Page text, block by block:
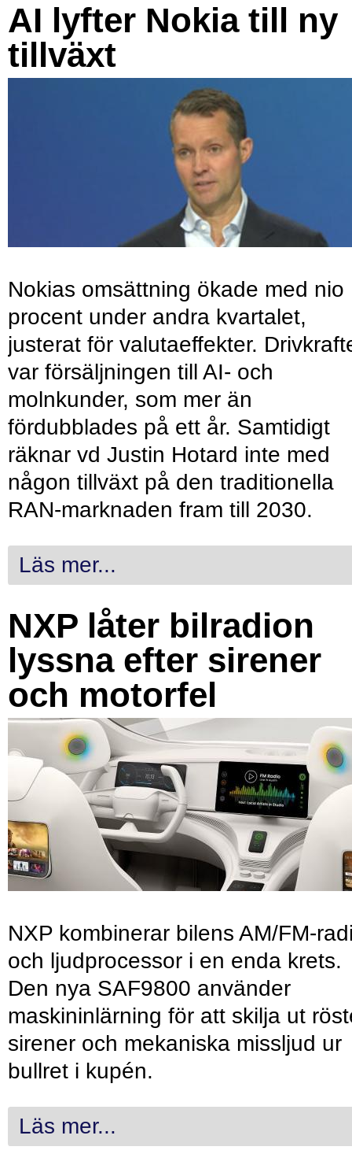
AI lyfter Nokia till ny
tillväxt
Nokias omsättning ökade med nio
procent under andra kvartalet,
justerat för valutaeffekter.
var försäljningen till AI- och
molnkunder, som mer än
fördubblades på ett år. Samtidigt
räknar vd Justin Hotard inte med
någon tillväxt på den traditionella
RAN-marknaden fram till 2030.
Läs mer...
NXP låter bilradion
lyssna efter sirener
och motorfel
NXP kombinerar bilens AM/FM-
och ljudprocessor i en enda krets.
Den nya SAF9800 använder
maskininlärning för att skilja ut
sirener och mekaniska missljud ur
bullret i kupén.
Läs mer...